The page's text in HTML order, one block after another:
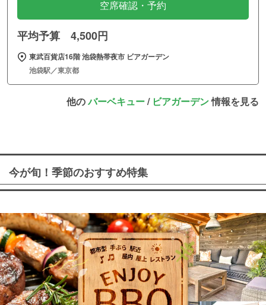
空席確認・予約
平均予算 4,500円
東武百貨店16階 池袋熱帯夜市 ビアガーデン
池袋駅／東京都
他のバーベキュー/ ビアガーデン情報を見る
今が旬！季節のおすすめ特集